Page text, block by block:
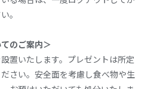
。
のご案内＞
置いたします。プレゼントは所定
さい。安全面を考慮し食べ物や生